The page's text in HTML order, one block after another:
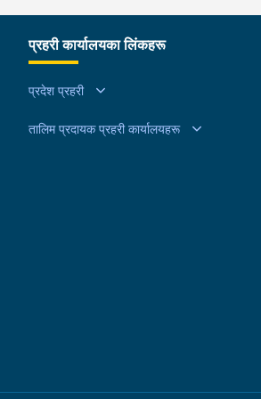
सहित पक्राउ गरेको हो । थप
अरूण कुमारको घर तलासी
नगद १ लाख ८० हजार नेपाली
।यस सम्बन्धमा प्रहरीले
प्रहरी कार्यालयका लिंकहरू
प्रदेश प्रहरी
तालिम प्रदायक प्रहरी कार्यालयहरू